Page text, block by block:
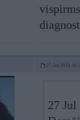
27. Jul 2015,
27